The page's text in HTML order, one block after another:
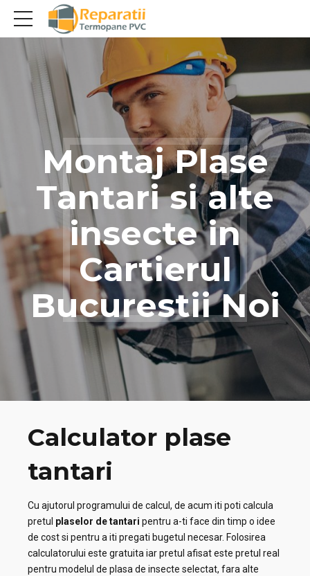
Montaj Plase
Tantari si alte
insecte in
Cartierul
Bucurestii Noi
Calculator plase
tantari
Cu ajutorul programului de calcul, de acum iti poti calcula
pretul plaselor de tantari pentru a-ti face din timp o idee
de cost si pentru a iti pregati bugetul necesar. Folosirea
calculatorului este gratuita iar pretul afisat este pretul real
pentru modelul de plasa de insecte selectat, fara alte